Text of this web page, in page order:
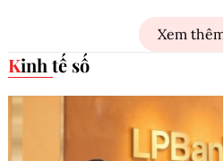
Xem
Kinh tế số